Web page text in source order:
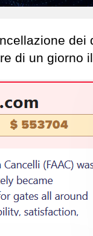
dei
di un giorno